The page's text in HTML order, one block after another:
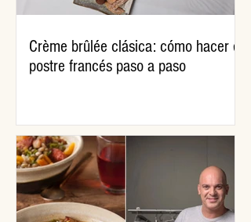
Crème brûlée clásica: cómo hacer el
postre francés paso a paso